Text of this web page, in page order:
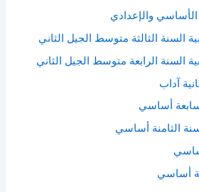
والإعدادي
السنة الثالثة متوسط الجيل الثاني
السنة الرابعة متوسط الجيل الثاني
آداب
أساسي
الثامنة أساسي
أساسي